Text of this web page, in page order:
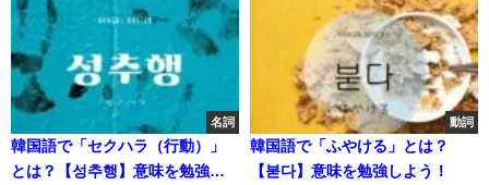
名詞
韓国語で「セクハラ（行動）」
とは？【성추행】意味を勉強し
動詞
韓国語で「ふやける」とは？
【붇다】意味を勉強しよう！